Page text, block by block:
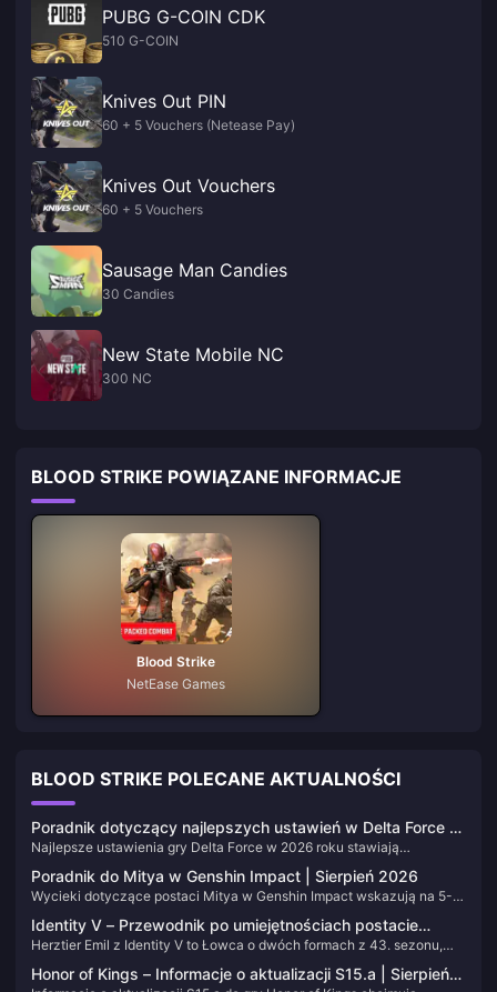
PUBG G-COIN CDK
510 G-COIN
Knives Out PIN
60 + 5 Vouchers (Netease Pay)
Knives Out Vouchers
60 + 5 Vouchers
Sausage Man Candies
30 Candies
New State Mobile NC
300 NC
BLOOD STRIKE POWIĄZANE INFORMACJE
Blood Strike
NetEase Games
BLOOD STRIKE POLECANE AKTUALNOŚCI
Poradnik dotyczący najlepszych ustawień w Delta Force |
sierpień 2026
Najlepsze ustawienia gry Delta Force w 2026 roku stawiają
czytelność starć i stabilną płynność ponad maksymalne fajerwerki
graficzne. Ta strona zawiera wartości dotyczące wyświetlania,
grafiki, czułości, dźwięku i systemu, które możesz wprowadzić w
niezmienionej formie. Aktualizujemy tabele, gdy aktualizacje
modyfikują menu, dlatego warto dodać tę stronę do zakładek.
Poradnik do Mitya w Genshin Impact | Sierpień 2026
Wycieki dotyczące postaci Mitya w Genshin Impact wskazują na 5-
stworzonego z myślą o drużynach opartych na przewodnictwie
gwiezdnym z regionu Snezhnaya. Ta strona zawiera informacje o jego
umiejętnościach, plotkach na temat Wizji, synergicznych postaciach,
broniach oraz planie losowań. Wracaj tu po każdej aktualizacji wersji
Identity V – Przewodnik po umiejętnościach postacie
Herztier Emil | Sierpień 2026
Herztier Emil z Identity V to Łowca o dwóch formach z 43. sezonu,
powstały z ocalałego Pacjenta Emila po nieudanym leczeniu metodą
Delphi. Dodaj tę stronę do zakładek. Na bieżąco aktualizujemy
Honor of Kings – Informacje o aktualizacji S15.a | Sierpień